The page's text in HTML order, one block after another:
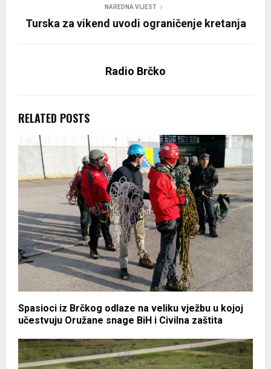
NAREDNA VIJEST
Turska za vikend uvodi ograničenje kretanja
Radio Brčko
RELATED POSTS
Spasioci iz Brčkog odlaze na veliku vježbu u kojoj
učestvuju Oružane snage BiH i Civilna zaštita